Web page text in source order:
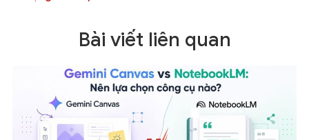
Bài viết liên quan